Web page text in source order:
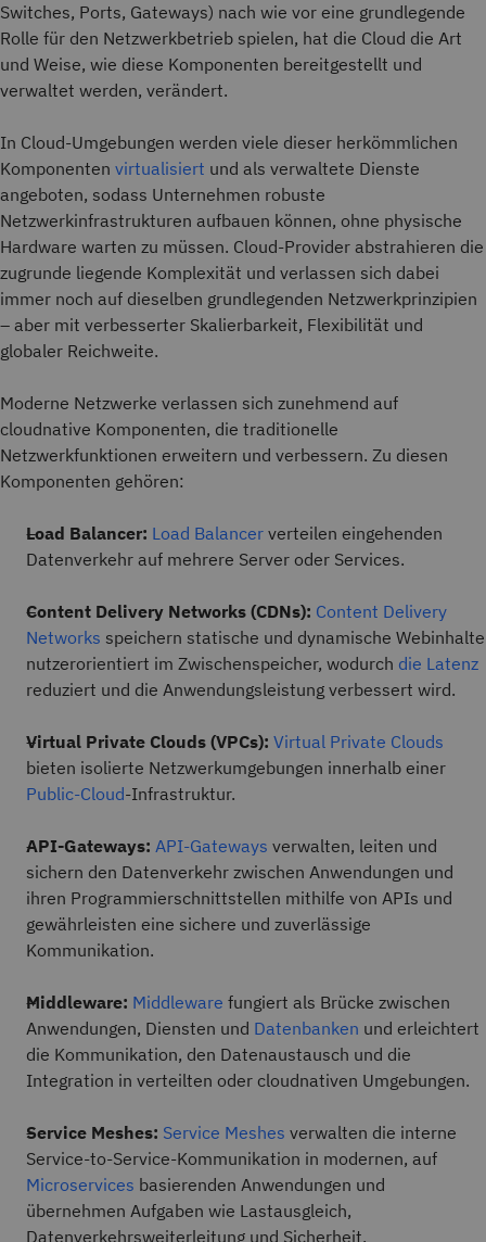
Switches, Ports, Gateways) nach wie vor eine grundlegende
Rolle für den Netzwerkbetrieb spielen, hat die Cloud die Art
und Weise, wie diese Komponenten bereitgestellt und
verwaltet werden, verändert.
In Cloud-Umgebungen werden viele dieser herkömmlichen
Komponenten virtualisiert und als verwaltete Dienste
angeboten, sodass Unternehmen robuste
Netzwerkinfrastrukturen aufbauen können, ohne physische
Hardware warten zu müssen. Cloud-Provider abstrahieren die
zugrunde liegende Komplexität und verlassen sich dabei
immer noch auf dieselben grundlegenden Netzwerkprinzipien
– aber mit verbesserter Skalierbarkeit, Flexibilität und
globaler Reichweite.
Moderne Netzwerke verlassen sich zunehmend auf
cloudnative Komponenten, die traditionelle
Netzwerkfunktionen erweitern und verbessern. Zu diesen
Komponenten gehören:
Load Balancer: Load Balancer verteilen eingehenden
Datenverkehr auf mehrere Server oder Services.
Content Delivery Networks (CDNs): Content Delivery
Networks speichern statische und dynamische Webinhalte
nutzerorientiert im Zwischenspeicher, wodurch die Latenz
reduziert und die Anwendungsleistung verbessert wird.
Virtual Private Clouds (VPCs): Virtual Private Clouds
bieten isolierte Netzwerkumgebungen innerhalb einer
Public-Cloud-Infrastruktur.
API-Gateways: API-Gateways verwalten, leiten und
sichern den Datenverkehr zwischen Anwendungen und
ihren Programmierschnittstellen mithilfe von APIs und
gewährleisten eine sichere und zuverlässige
Kommunikation.
Middleware: Middleware fungiert als Brücke zwischen
Anwendungen, Diensten und Datenbanken und erleichtert
die Kommunikation, den Datenaustausch und die
Integration in verteilten oder cloudnativen Umgebungen.
Service Meshes: Service Meshes verwalten die interne
Service-to-Service-Kommunikation in modernen, auf
Microservices basierenden Anwendungen und
übernehmen Aufgaben wie Lastausgleich,
Datenverkehrsweiterleitung und Sicherheit.